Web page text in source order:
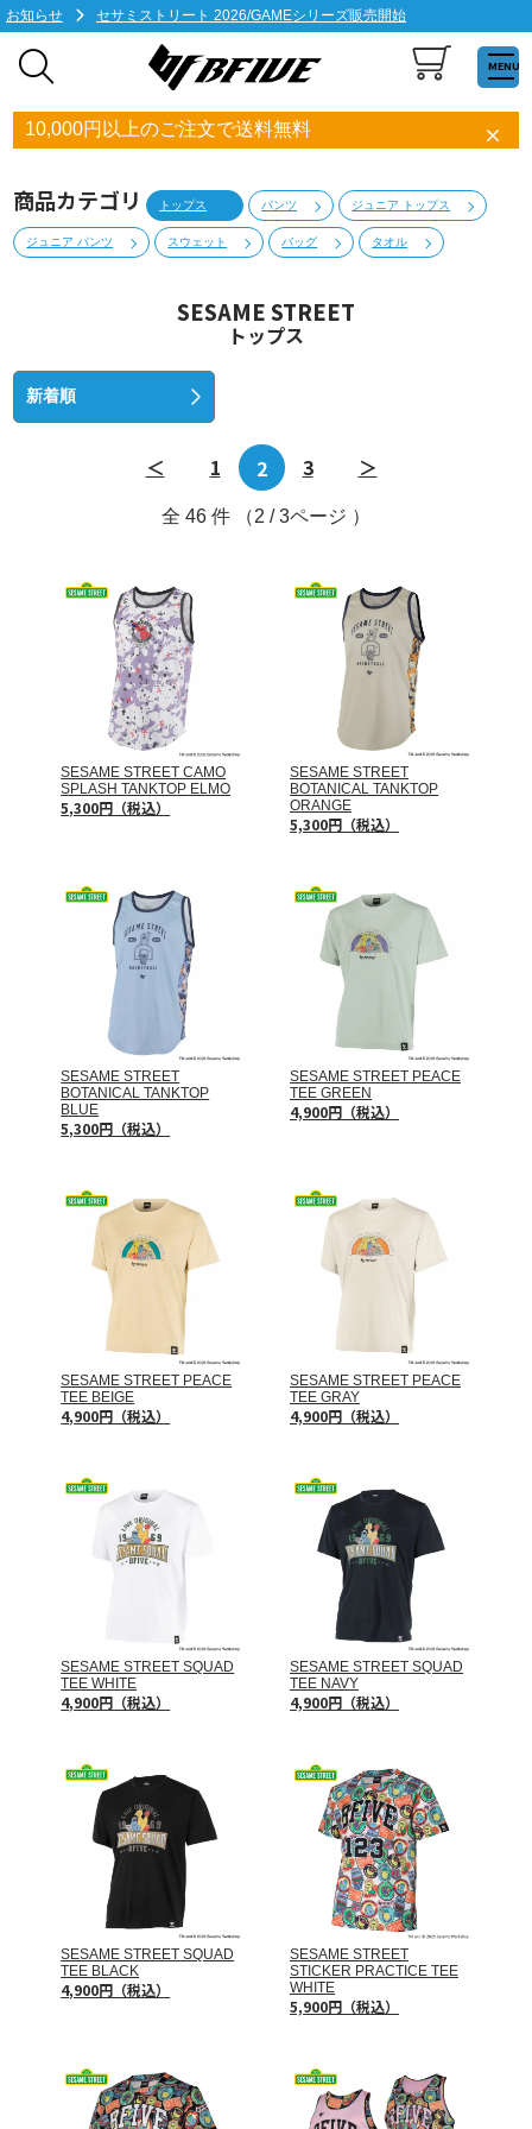
お知らせ セサミストリート 2026/GAMEシリーズ販売開始
MENU
10,000円以上のご注文で送料無料
商品カテゴリ トップス パンツ ジュニア トップス
ジュニア パンツ スウェット バッグ タオル
SESAME STREET
トップス
＜ 1 2 3 ＞
全 46 件 （2 / 3ページ ）
SESAME STREET CAMO
SPLASH TANKTOP ELMO
5,300円（税込）
SESAME STREET
BOTANICAL TANKTOP
ORANGE
5,300円（税込）
SESAME STREET
BOTANICAL TANKTOP
BLUE
5,300円（税込）
SESAME STREET PEACE
TEE GREEN
4,900円（税込）
SESAME STREET PEACE
TEE BEIGE
4,900円（税込）
SESAME STREET PEACE
TEE GRAY
4,900円（税込）
SESAME STREET SQUAD
TEE WHITE
4,900円（税込）
SESAME STREET SQUAD
TEE NAVY
4,900円（税込）
SESAME STREET SQUAD
TEE BLACK
4,900円（税込）
SESAME STREET
STICKER PRACTICE TEE
WHITE
5,900円（税込）